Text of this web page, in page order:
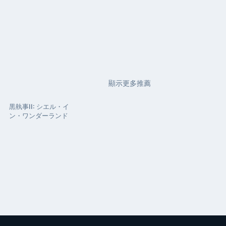
顯示更多推薦
黒執事II: シエル・イ
ン・ワンダーランド